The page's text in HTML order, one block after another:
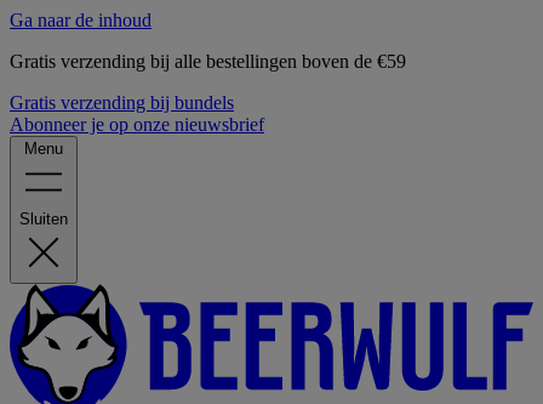
Ga naar de inhoud
Gratis verzending bij alle bestellingen boven de €59
Gratis verzending bij bundels
Abonneer je op onze nieuwsbrief
Menu
Sluiten